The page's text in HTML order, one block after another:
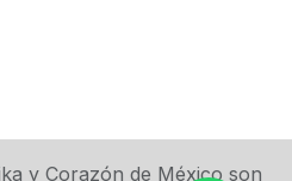
y Corazón de México son